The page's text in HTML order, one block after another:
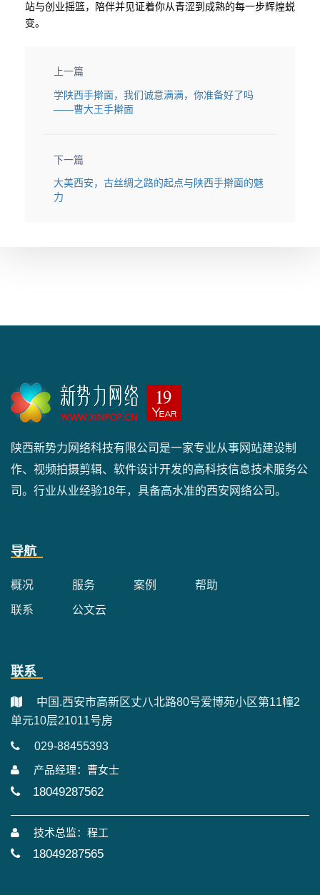
站与创业摇篮，陪伴并见证着你从青涩到成熟的每一步辉煌蜕
变。
上一篇
学陕西手擀面，我们诚意满满，你准备好了吗
——曹大王手擀面
下一篇
大美西安，古丝绸之路的起点与陕西手擀面的魅
力
陕西新势力网络科技有限公司是一家专业从事网站建设制
作、视频拍摄剪辑、软件设计开发的高科技信息技术服务公
司。行业从业经验18年，具备高水准的西安网络公司。
导航
概况 服务 案例 帮助
联系 公文云
联系
中国.西安市高新区丈八北路80号爱博苑小区第11幢2
单元10层21011号房
029-88455393
产品经理：曹女士
18049287562
技术总监：程工
18049287565